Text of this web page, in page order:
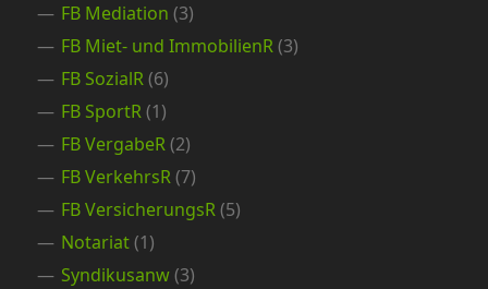
FB Mediation (3)
FB Miet- und ImmobilienR(3)
FB SozialR(6)
FB SportR(1)
FB VergabeR(2)
FB VerkehrsR(7)
FB VersicherungsR(5)
Notariat(1)
Syndikusanw(3)